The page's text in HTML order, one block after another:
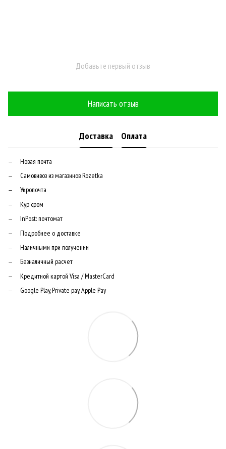
Добавьте первый отзыв
Написать отзыв
Доставка Оплата
Новая почта
Самовивоз из магазинов Rozetka
Укропочта
Кур'єром
InPost: почтомат
Подробнее о доставке
Наличными при получении
Безналичный расчет
Кредитной картой Visa / MasterCard
Google Play, Private pay, Apple Pay